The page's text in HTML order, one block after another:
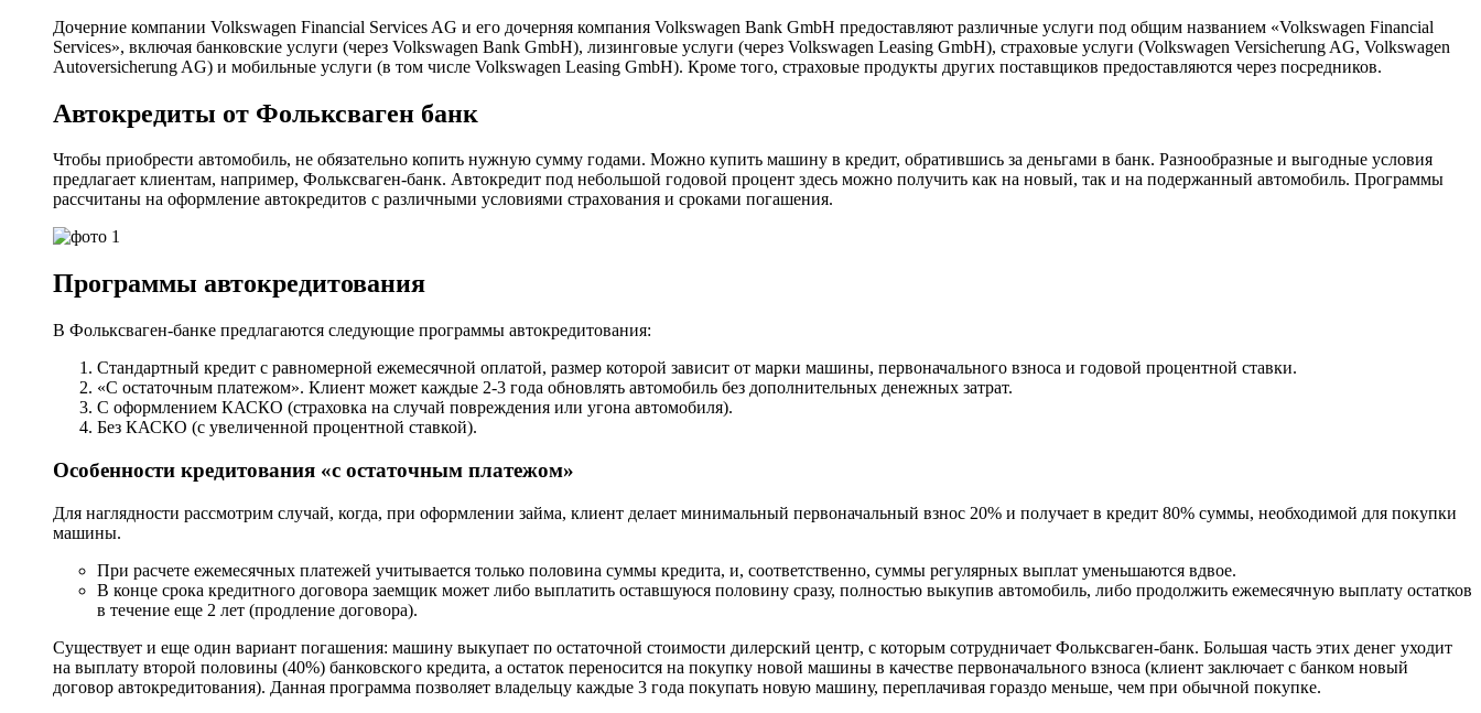
Дочерние компании Volkswagen Financial Services AG и его дочерняя компания Volkswagen Bank GmbH предоставляют различные услуги под общим названием «Volkswagen Financial
Services», включая банковские услуги (через Volkswagen Bank GmbH), лизинговые услуги (через Volkswagen Leasing GmbH), страховые услуги (Volkswagen Versicherung AG, Volkswagen
Autoversicherung AG) и мобильные услуги (в том числе Volkswagen Leasing GmbH). Кроме того, страховые продукты других поставщиков предоставляются через посредников.
Автокредиты от Фольксваген банк
Чтобы приобрести автомобиль, не обязательно копить нужную сумму годами. Можно купить машину в кредит, обратившись за деньгами в банк. Разнообразные и выгодные условия
предлагает клиентам, например, Фольксваген-банк. Автокредит под небольшой годовой процент здесь можно получить как на новый, так и на подержанный автомобиль. Программы
рассчитаны на оформление автокредитов с различными условиями страхования и сроками погашения.
Программы автокредитования
В Фольксваген-банке предлагаются следующие программы автокредитования:
Стандартный кредит с равномерной ежемесячной оплатой, размер которой зависит от марки машины, первоначального взноса и годовой процентной ставки.
«С остаточным платежом». Клиент может каждые 2-3 года обновлять автомобиль без дополнительных денежных затрат.
С оформлением КАСКО (страховка на случай повреждения или угона автомобиля).
Без КАСКО (с увеличенной процентной ставкой).
Особенности кредитования «с остаточным платежом»
Для наглядности рассмотрим случай, когда, при оформлении займа, клиент делает минимальный первоначальный взнос 20% и получает в кредит 80% суммы, необходимой для покупки
машины.
При расчете ежемесячных платежей учитывается только половина суммы кредита, и, соответственно, суммы регулярных выплат уменьшаются вдвое.
В конце срока кредитного договора заемщик может либо выплатить оставшуюся половину сразу, полностью выкупив автомобиль, либо продолжить ежемесячную выплату остатков
в течение еще 2 лет (продление договора).
Существует и еще один вариант погашения: машину выкупает по остаточной стоимости дилерский центр, с которым сотрудничает Фольксваген-банк. Большая часть этих денег уходит
на выплату второй половины (40%) банковского кредита, а остаток переносится на покупку новой машины в качестве первоначального взноса (клиент заключает с банком новый
договор автокредитования). Данная программа позволяет владельцу каждые 3 года покупать новую машину, переплачивая гораздо меньше, чем при обычной покупке.